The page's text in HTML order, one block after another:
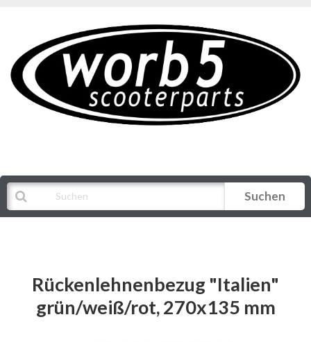
Suchen
Rückenlehnenbezug "Italien"
grün/weiß/rot, 270x135 mm